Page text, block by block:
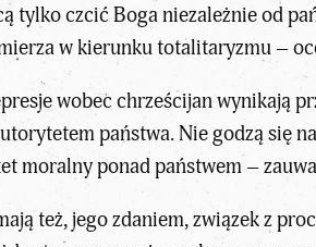
tylko czcić Boga niezależnie od
w kierunku totalitaryzmu –
wobec chrześcijan wynikają
państwa. Nie godzą się
moralny ponad państwem –
też, jego zdaniem, związek z